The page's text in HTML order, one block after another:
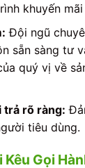
khuyến
Đội ngũ
sẵn sàng tư
quý vị về
trả rõ ràng:
tiêu dùng.
Kêu Gọi